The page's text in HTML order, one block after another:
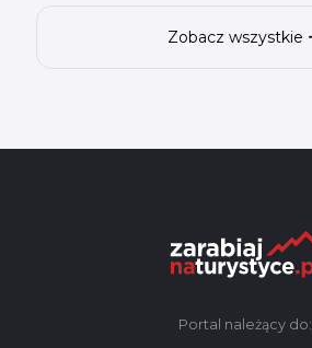
Zobacz wszystkie
Portal należący do: